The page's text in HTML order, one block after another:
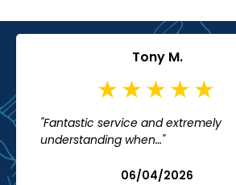
Tony M.
"Fantastic service and extremely
understanding when…"
06/04/2026